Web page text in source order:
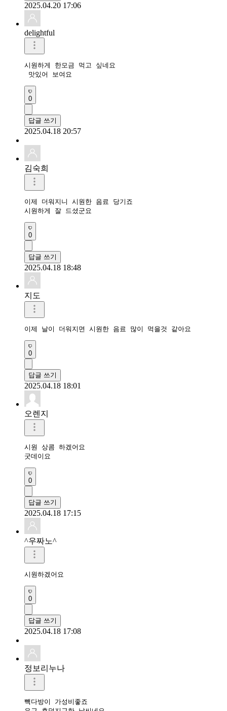
2025.04.20 17:06
delightful
시원하게 한모금 먹고 싶네요
0
답글 쓰기
2025.04.18 20:57
김숙희
이제 더워지니 시원한 음료 당기죠
시원하게 잘 드셨군요
0
답글 쓰기
2025.04.18 18:48
지도
이제 날이 더워지면 시원한 음료 많이 먹을것 같아요
0
답글 쓰기
2025.04.18 18:01
오렌지
시원 상콤 하겠어요
굿데이요
0
답글 쓰기
2025.04.18 17:15
^우짜노^
시원하겠어요
0
답글 쓰기
2025.04.18 17:08
정보리누나
빽다방이 가성비좋죠